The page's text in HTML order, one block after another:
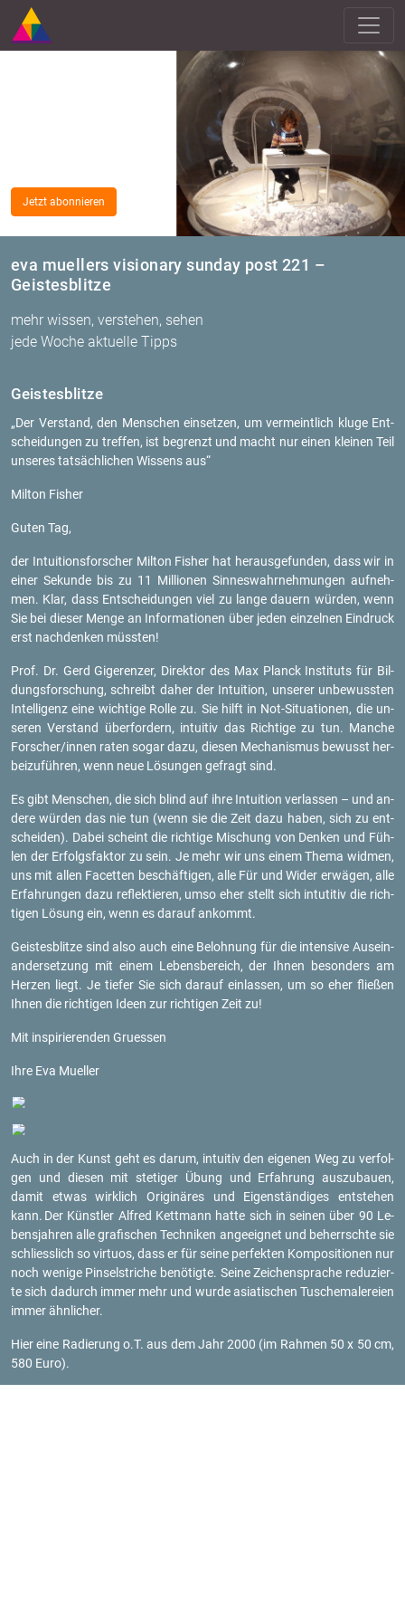
eva muellers visionary sunday post 221 –
Geistesblitze
mehr wissen, verstehen, sehen
jede Woche aktuelle Tipps
Jetzt abonnieren
Geis­tes­blit­ze
„Der Ver­stand, den Men­schen ein­set­zen, um ver­meint­lich kluge Ent­
schei­dun­gen zu tref­fen, ist be­grenzt und macht nur einen klei­nen Teil
un­se­res tat­säch­li­chen Wis­sens aus“
Mil­ton Fis­her
Guten Tag,
der In­tui­ti­ons­for­scher Mil­ton Fis­her hat her­aus­ge­fun­den, dass wir in
einer Se­kun­de bis zu 11 Mil­lio­nen Sin­nes­wahr­neh­mun­gen auf­neh­
men. Klar, dass Ent­schei­dun­gen viel zu lange dau­ern wür­den, wenn
Sie bei die­ser Menge an In­for­ma­tio­nen über jeden ein­zel­nen Ein­druck
erst nach­den­ken müss­ten!
Prof. Dr. Gerd Gi­ge­ren­zer, Di­rek­tor des Max Planck In­sti­tuts für Bil­
dungs­for­schung, schreibt daher der In­tui­ti­on, un­se­rer un­be­wuss­ten
In­tel­li­genz eine wich­ti­ge Rolle zu. Sie hilft in Not-Si­tua­tio­nen, die un­
se­ren Ver­stand über­for­dern, in­tui­tiv das Rich­ti­ge zu tun. Man­che
For­scher/innen raten sogar dazu, die­sen Me­cha­nis­mus be­wusst her­
bei­zu­füh­ren, wenn neue Lö­sun­gen ge­fragt sind.
Es gibt Men­schen, die sich blind auf ihre In­tui­ti­on ver­las­sen – und an­
de­re wür­den das nie tun (wenn sie die Zeit dazu haben, sich zu ent­
schei­den). Dabei scheint die rich­ti­ge Mi­schung von Den­ken und Füh­
len der Er­folgs­fak­tor zu sein. Je mehr wir uns einem Thema wid­men,
uns mit allen Fa­cet­ten be­schäf­ti­gen, alle Für und Wider er­wä­gen, alle
Er­fah­run­gen dazu re­flek­tie­ren, umso eher stellt sich in­tu­ti­tiv die rich­
ti­gen Lö­sung ein, wenn es dar­auf an­kommt.
Geis­tes­blit­ze sind also auch eine Be­loh­nung für die in­ten­si­ve Aus­ein­
an­der­set­zung mit einem Le­bens­be­reich, der Ihnen be­son­ders am
Her­zen liegt. Je tie­fer Sie sich dar­auf ein­las­sen, um so eher flie­ßen
Ihnen die rich­ti­gen Ideen zur rich­ti­gen Zeit zu!
Mit in­spi­rie­ren­den Gru­es­sen
Ihre Eva Mu­el­ler
Auch in der Kunst geht es darum, in­tui­tiv den ei­ge­nen Weg zu ver­fol­
gen und die­sen mit ste­ti­ger Übung und Er­fah­rung aus­zu­bau­en,
damit etwas wirk­lich Ori­gi­nä­res und Ei­gen­stän­di­ges ent­ste­hen
kann. Der Künst­ler Al­fred Kett­mann hatte sich in sei­nen über 90 Le­
bens­jah­ren alle gra­fi­schen Tech­ni­ken an­ge­eig­net und be­herrsch­te sie
schliess­lich so vir­tu­os, dass er für seine per­fek­ten Kom­po­si­tio­nen nur
noch we­ni­ge Pin­sel­stri­che be­nö­tig­te. Seine Zei­chen­spra­che re­du­zier­
te sich da­durch immer mehr und wurde asia­ti­schen Tu­sche­ma­le­rei­en
immer ähn­li­cher.
Hier eine Ra­die­rung o.T. aus dem Jahr 2000 (im Rah­men 50 x 50 cm,
580 Euro).